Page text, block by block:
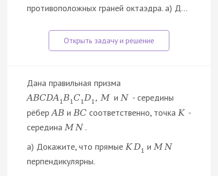
противоположных граней октаэдра. а) Д…
Дана правильная призма
ABCDA1B1C1D1 , M иN - середины
рёберAB иBC соответственно, точкаK -
серединаM N .
а) Докажите, что прямыеK D1 иM N
перпендикулярны.